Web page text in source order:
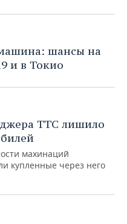
шансы на
и в Токио
ТТС лишило
махинаций
купленные через него